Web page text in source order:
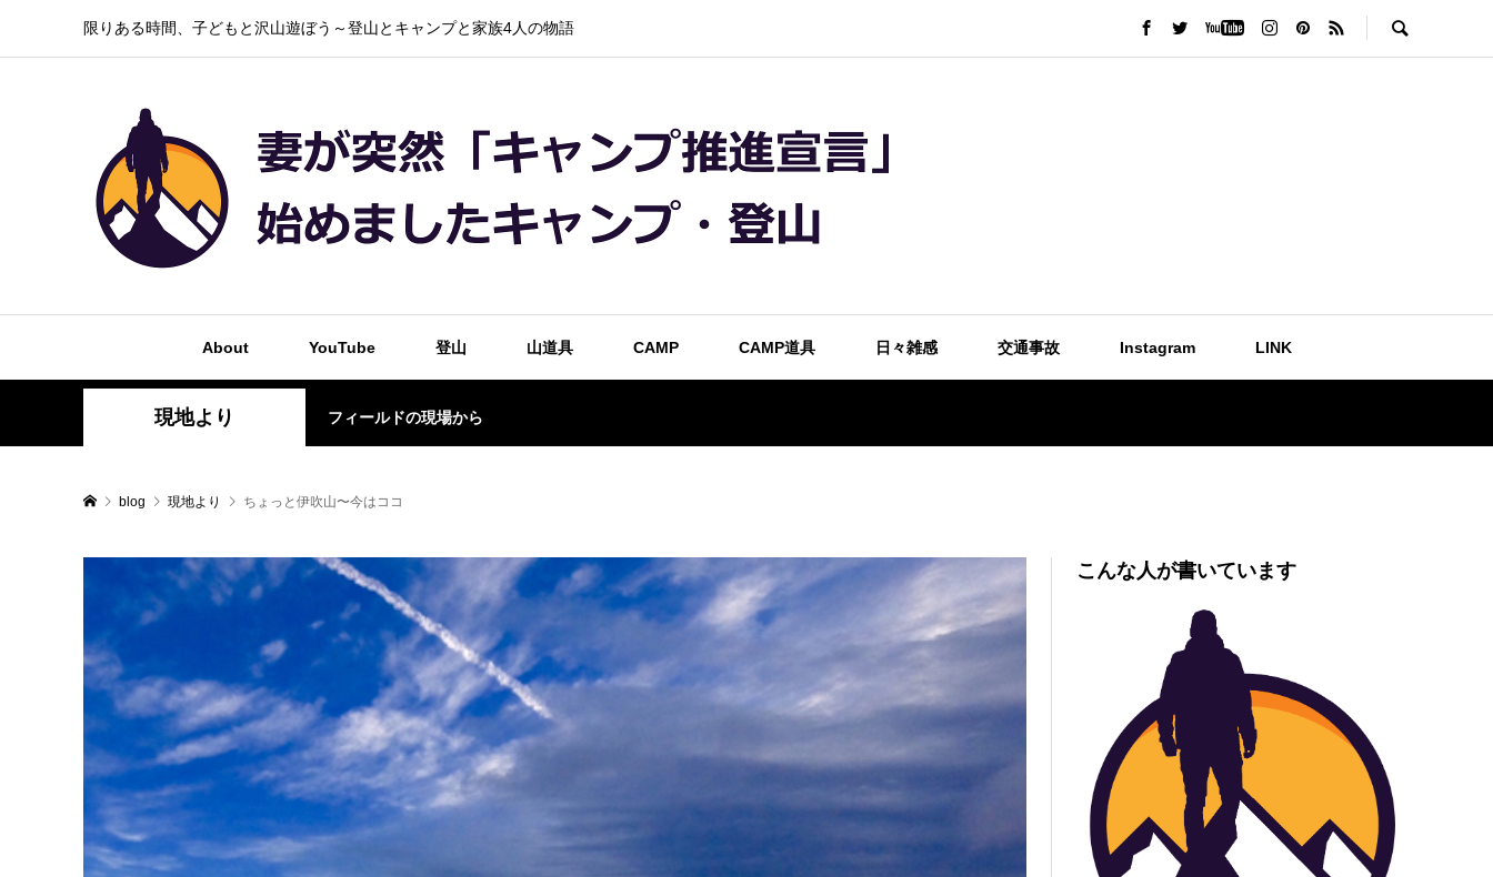
限りある時間、子どもと沢山遊ぼう～登山とキャンプと家族4人の物語
About YouTube 登山 山道具 CAMP CAMP道具 日々雑感 交通事故 Instagram LINK
現地より フィールドの現場から
blog 現地より ちょっと伊吹山〜今はココ
こんな人が書いています